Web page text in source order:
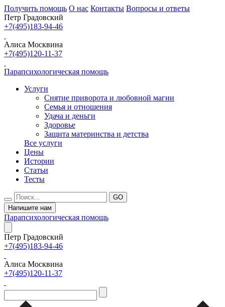
Получить помощь О нас Контакты Вопросы и ответы
Петр Градовский
+7(495)183-94-46
Алиса Москвина
+7(495)120-11-37
Парапсихологическая помощь
Услуги
Снятие приворота и любовной магии
Семья и отношения
Удача и деньги
Здоровье
Защита материнства и детства
Все услуги
Цены
Истории
Статьи
Тесты
Напишите нам
Парапсихологическая помощь
Петр Градовский
+7(495)183-94-46
Алиса Москвина
+7(495)120-11-37